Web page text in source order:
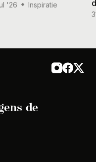
'26 Inspiratie
de